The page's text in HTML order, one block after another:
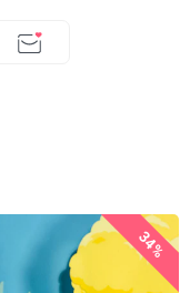
34%